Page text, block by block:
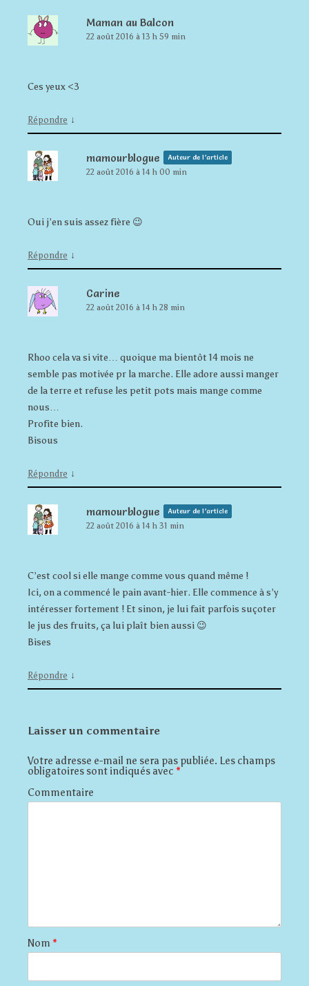
Maman au Balcon
22 août 2016 à 13 h 59 min
Ces yeux <3
Répondre ↓
mamourblogue Auteur de l’article
22 août 2016 à 14 h 00 min
Oui j’en suis assez fière 😉
Répondre ↓
Carine
22 août 2016 à 14 h 28 min
Rhoo cela va si vite… quoique ma bientôt 14 mois ne
semble pas motivée pr la marche. Elle adore aussi manger
de la terre et refuse les petit pots mais mange comme
nous…
Profite bien.
Bisous
Répondre ↓
mamourblogue Auteur de l’article
22 août 2016 à 14 h 31 min
C’est cool si elle mange comme vous quand même !
Ici, on a commencé le pain avant-hier. Elle commence à s’y
intéresser fortement ! Et sinon, je lui fait parfois suçoter
le jus des fruits, ça lui plaît bien aussi 😉
Bises
Répondre ↓
Laisser un commentaire
Votre adresse e-mail ne sera pas publiée. Les champs
obligatoires sont indiqués avec *
Commentaire
Nom *